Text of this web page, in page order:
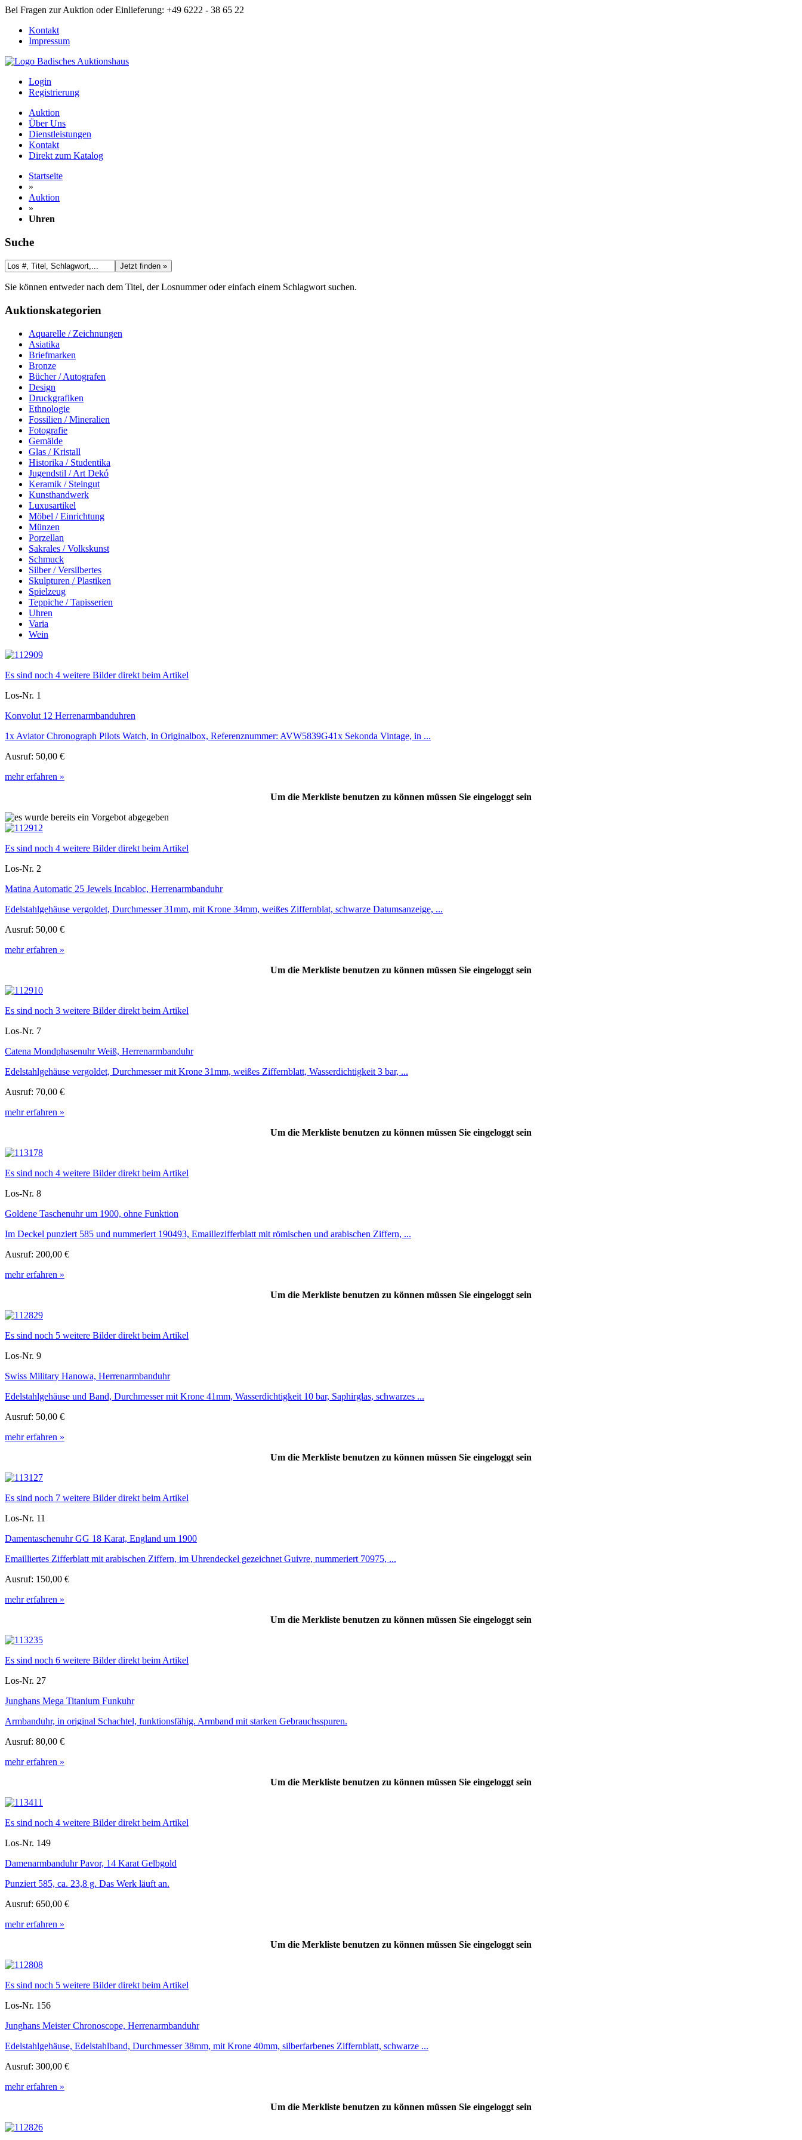
Bei Fragen zur Auktion oder Einlieferung: +49 6222 - 38 65 22
Kontakt
Impressum
Login
Registrierung
Auktion
Über Uns
Dienstleistungen
Kontakt
Direkt zum Katalog
Startseite
»
Auktion
»
Uhren
Suche
Jetzt finden »
Sie können entweder nach dem Titel, derLosnummeroder einfach einem Schlagwortsuchen.
Auktionskategorien
Aquarelle / Zeichnungen
Asiatika
Briefmarken
Bronze
Bücher / Autografen
Design
Druckgrafiken
Ethnologie
Fossilien / Mineralien
Fotografie
Gemälde
Glas / Kristall
Historika / Studentika
Jugendstil / Art Dekó
Keramik / Steingut
Kunsthandwerk
Luxusartikel
Möbel / Einrichtung
Münzen
Porzellan
Sakrales / Volkskunst
Schmuck
Silber / Versilbertes
Skulpturen / Plastiken
Spielzeug
Teppiche / Tapisserien
Uhren
Varia
Wein
Es sind noch 4 weitere Bilder direkt beim Artikel
Los-Nr. 1
Konvolut 12 Herrenarmbanduhren
1x Aviator Chronograph Pilots Watch, in Originalbox, Referenznummer: AVW5839G41x Sekonda Vintage, in ...
Ausruf: 50,00 €
mehr erfahren »
Um die Merkliste benutzen zu können müssen Sie eingeloggt sein
Es sind noch 4 weitere Bilder direkt beim Artikel
Los-Nr. 2
Matina Automatic 25 Jewels Incabloc, Herrenarmbanduhr
Edelstahlgehäuse vergoldet, Durchmesser 31mm, mit Krone 34mm, weißes Ziffernblat, schwarze Datumsanzeige, ...
Ausruf: 50,00 €
mehr erfahren »
Um die Merkliste benutzen zu können müssen Sie eingeloggt sein
Es sind noch 3 weitere Bilder direkt beim Artikel
Los-Nr. 7
Catena Mondphasenuhr Weiß, Herrenarmbanduhr
Edelstahlgehäuse vergoldet, Durchmesser mit Krone 31mm, weißes Ziffernblatt, Wasserdichtigkeit 3 bar, ...
Ausruf: 70,00 €
mehr erfahren »
Um die Merkliste benutzen zu können müssen Sie eingeloggt sein
Es sind noch 4 weitere Bilder direkt beim Artikel
Los-Nr. 8
Goldene Taschenuhr um 1900, ohne Funktion
Im Deckel punziert 585 und nummeriert 190493, Emaillezifferblatt mit römischen und arabischen Ziffern, ...
Ausruf: 200,00 €
mehr erfahren »
Um die Merkliste benutzen zu können müssen Sie eingeloggt sein
Es sind noch 5 weitere Bilder direkt beim Artikel
Los-Nr. 9
Swiss Military Hanowa, Herrenarmbanduhr
Edelstahlgehäuse und Band, Durchmesser mit Krone 41mm, Wasserdichtigkeit 10 bar, Saphirglas, schwarzes ...
Ausruf: 50,00 €
mehr erfahren »
Um die Merkliste benutzen zu können müssen Sie eingeloggt sein
Es sind noch 7 weitere Bilder direkt beim Artikel
Los-Nr. 11
Damentaschenuhr GG 18 Karat, England um 1900
Emailliertes Zifferblatt mit arabischen Ziffern, im Uhrendeckel gezeichnet Guivre, nummeriert 70975, ...
Ausruf: 150,00 €
mehr erfahren »
Um die Merkliste benutzen zu können müssen Sie eingeloggt sein
Es sind noch 6 weitere Bilder direkt beim Artikel
Los-Nr. 27
Junghans Mega Titanium Funkuhr
Armbanduhr, in original Schachtel, funktionsfähig. Armband mit starken Gebrauchsspuren.
Ausruf: 80,00 €
mehr erfahren »
Um die Merkliste benutzen zu können müssen Sie eingeloggt sein
Es sind noch 4 weitere Bilder direkt beim Artikel
Los-Nr. 149
Damenarmbanduhr Pavor, 14 Karat Gelbgold
Punziert 585, ca. 23,8 g. Das Werk läuft an.
Ausruf: 650,00 €
mehr erfahren »
Um die Merkliste benutzen zu können müssen Sie eingeloggt sein
Es sind noch 5 weitere Bilder direkt beim Artikel
Los-Nr. 156
Junghans Meister Chronoscope, Herrenarmbanduhr
Edelstahlgehäuse, Edelstahlband, Durchmesser 38mm, mit Krone 40mm, silberfarbenes Ziffernblatt, schwarze ...
Ausruf: 300,00 €
mehr erfahren »
Um die Merkliste benutzen zu können müssen Sie eingeloggt sein